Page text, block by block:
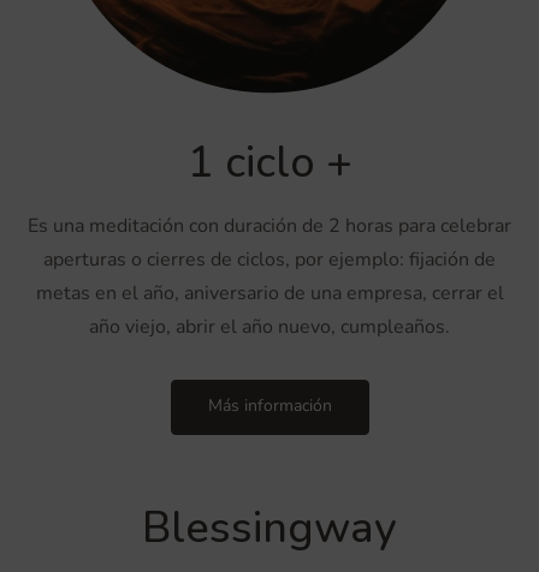
1 ciclo +
Es una meditación con duración de 2 horas para celebrar
aperturas o cierres de ciclos, por ejemplo: fijación de
metas en el año, aniversario de una empresa, cerrar el
año viejo, abrir el año nuevo, cumpleaños.
Más información
Blessingway